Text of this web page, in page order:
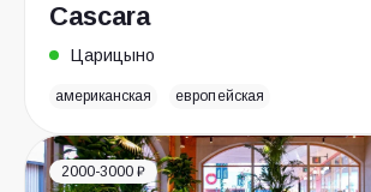
Cascara
Царицыно
американская европейская
2000-3000 ₽